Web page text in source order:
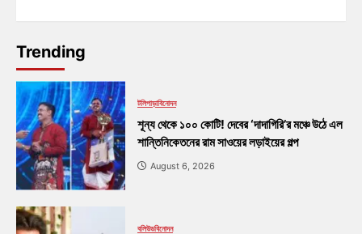
Trending
টলিপাড়াবিনোদন
শূন্য থেকে ১০০ কোটি! দেবের ‘দাদাগিরি’র মঞ্চে উঠে এল
শান্তিনিকেতনের রাম সাওয়ের লড়াইয়ের গল্প
August 6, 2026
বলিউডবিনোদন